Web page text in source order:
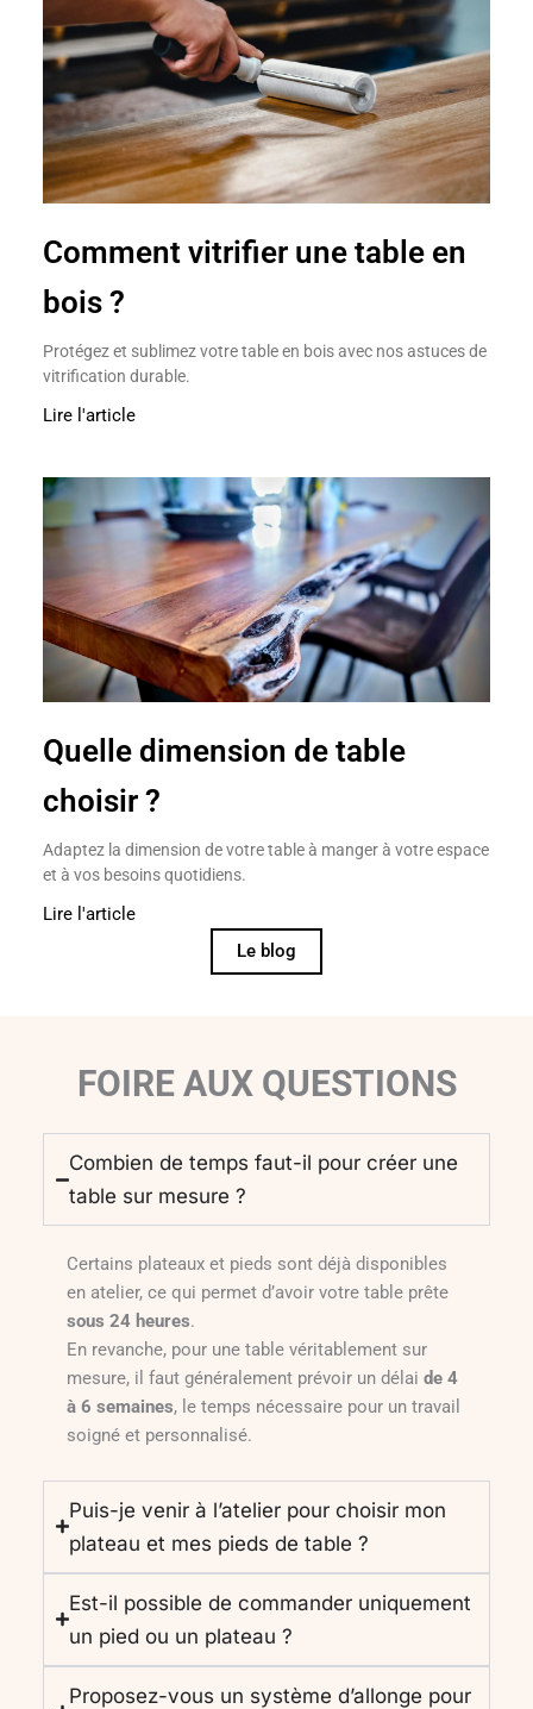
Comment vitrifier une table en
bois ?
Protégez et sublimez votre table en bois avec nos astuces de
vitrification durable.
Lire l'article
Quelle dimension de table
choisir ?
Adaptez la dimension de votre table à manger à votre espace
et à vos besoins quotidiens.
Lire l'article
Le blog
FOIRE AUX QUESTIONS
Combien de temps faut-il pour créer une
table sur mesure ?
Certains plateaux et pieds sont déjà disponibles
en atelier, ce qui permet d’avoir votre table prête
sous 24 heures.
En revanche, pour une table véritablement sur
mesure, il faut généralement prévoir un délai de 4
à 6 semaines, le temps nécessaire pour un travail
soigné et personnalisé.
Puis-je venir à l’atelier pour choisir mon
plateau et mes pieds de table ?
Est-il possible de commander uniquement
un pied ou un plateau ?
Proposez-vous un système d’allonge pour